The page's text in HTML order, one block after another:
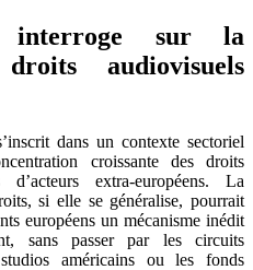
sur la
audiovisuels
dans un contexte sectoriel
croissante des droits
extra-européens. La
si elle se généralise, pourrait
européens un mécanisme inédit
sans passer par les circuits
américains ou les fonds